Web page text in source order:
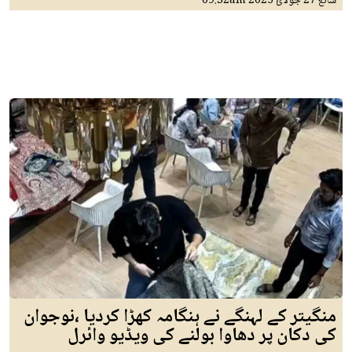
منگیتر کے لہنگے نے ہنگامہ کھڑا کردیا ،نوجوان
کی دکان پر دھاوا بولنے کی ویڈیو وائرل